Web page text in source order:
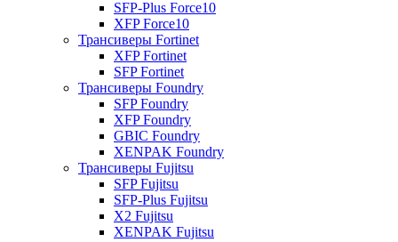
SFP-Plus Force10
XFP Force10
Трансиверы Fortinet
XFP Fortinet
SFP Fortinet
Трансиверы Foundry
SFP Foundry
XFP Foundry
GBIC Foundry
XENPAK Foundry
Трансиверы Fujitsu
SFP Fujitsu
SFP-Plus Fujitsu
X2 Fujitsu
XENPAK Fujitsu